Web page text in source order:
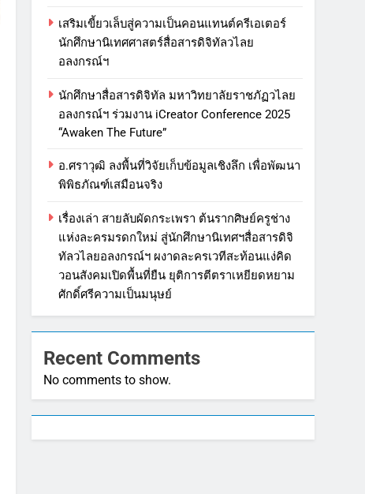
เสริมเขี้ยวเล็บสู่ความเป็นคอนแทนต์ครีเอเตอร์
นักศึกษานิเทศศาสตร์สื่อสารดิจิทัลวไลย
อลงกรณ์ฯ
นักศึกษาสื่อสารดิจิทัล มหาวิทยาลัยราชภัฏวไลย
อลงกรณ์ฯ ร่วมงาน iCreator Conference 2025
“Awaken The Future”
อ.ศราวุฒิ ลงพื้นที่วิจัยเก็บข้อมูลเชิงลึก เพื่อพัฒนา
พิพิธภัณฑ์เสมือนจริง
เรื่องเล่า สายลับผัดกระเพรา ต้นรากศิษย์ครูช่าง
แห่งละครมรดกใหม่ สู่นักศึกษานิเทศฯสื่อสารดิจิ
ทัลวไลยอลงกรณ์ฯ ผงาดละครเวทีสะท้อนแง่คิด
วอนสังคมเปิดพื้นที่ยืน ยุติการตีตราเหยียดหยาม
ศักดิ์ศรีความเป็นมนุษย์
Recent Comments
No comments to show.